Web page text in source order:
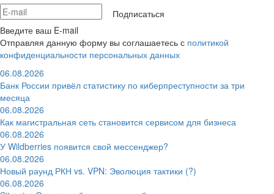
Подписаться
Введите ваш E-mail
Отправляя данную форму вы соглашаетесь с политикой
конфиденциальности персональных данных
06.08.2026
Банк России привёл статистику по киберпреступности за три
месяца
06.08.2026
Как магистральная сеть становится сервисом для бизнеса
06.08.2026
У Wildberries появится свой мессенджер?
06.08.2026
Новый раунд РКН vs. VPN: Эволюция тактики (?)
06.08.2026